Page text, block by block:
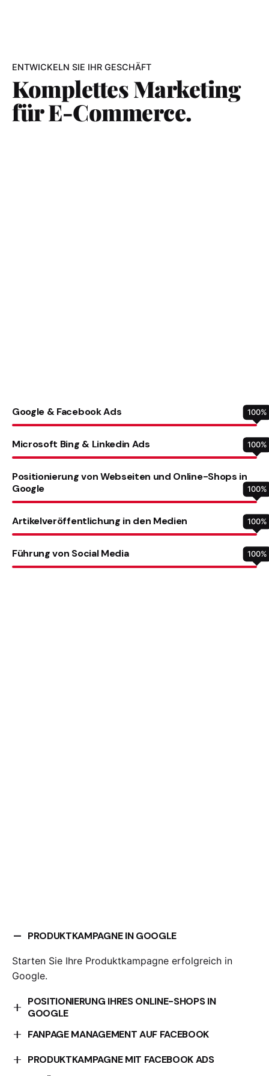
ENTWICKELN SIE IHR GESCHÄFT
Komplettes Marketing
für E-Commerce.
Google & Facebook Ads 100%
Microsoft Bing & Linkedin Ads 100%
Positionierung von Webseiten und Online-Shops in
Google
100%
Artikelveröffentlichung in den Medien 100%
Führung von Social Media 100%
PRODUKTKAMPAGNE IN GOOGLE
Starten Sie Ihre Produktkampagne erfolgreich in
Google.
POSITIONIERUNG IHRES ONLINE-SHOPS IN
GOOGLE
Optimieren Sie die Positionierung Ihres Online-Shops
FANPAGE MANAGEMENT AUF FACEBOOK
Wir kümmern uns um die Verwaltung Ihrer Facebook-
PRODUKTKAMPAGNE MIT FACEBOOK ADS